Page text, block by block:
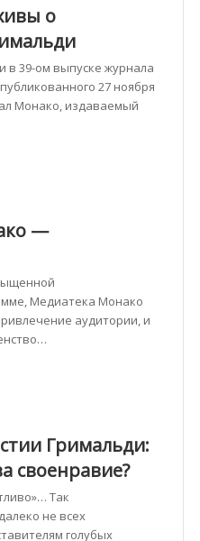
о
в 39-ом выпуске журнала
27 ноября
Монако, издаваемый
—
Медиатека Монако
аудитории, и
Гримальди:
своенравие?
Так
не всех
голубых